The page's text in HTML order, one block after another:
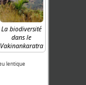
La biodiversité
dans le
Vakinankaratra
lentique